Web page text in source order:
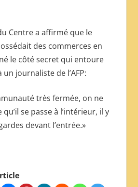
Centre a affirmé que le
des commerces en
le côté secret qui entoure
un journaliste de l’AFP:
très fermée, on ne
se passe à l’intérieur, il y
devant l’entrée.»